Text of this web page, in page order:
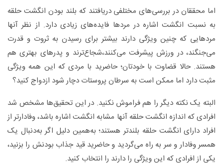
اما محققان در بررسی‌های مختلفی دریافتند که بلند بودن انگشت حلقه
به نسبت انگشت اشاره در مردها فایده‌های زیادی دارد. از نظر آنها
مردهایی که چنین ویژگی دارند بیشتر برای رسیدن به ثروت و قدرت
می‌جنگند، ‌در ورزش پیشرفت می‌کنند،شجاع‌ترند و پدرهای بهتری هم
هستند. حالا قضاوت با خودتان؛ حاضرید با مردی که این همه ویژگی
مثبت دارد اما ممکن است به سرطان پروستات دچار شود ازدواج کنید؟
البته یک نکته دیگر را هم فراموش نکنید. در این تحقیق‌ها مشخص شد
افرادی که اندازه انگشت حلقه آنها مشابه انگشت اشاره باشد، وفادارتر از
افراد دارای انگشت حلقه بلندتر هستند؛ به‌همین دلیل اگر به‌دنبال یک
همسر وفادار و سر به راه می‌گردید و حاضرید قید جذاب بودنش را بزنید،
یکی از افرادی که این ویژگی را دارند را انتخاب کنید.